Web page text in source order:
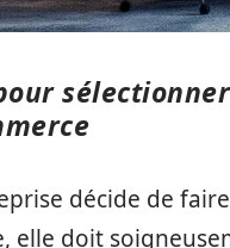
décide de
elle doit